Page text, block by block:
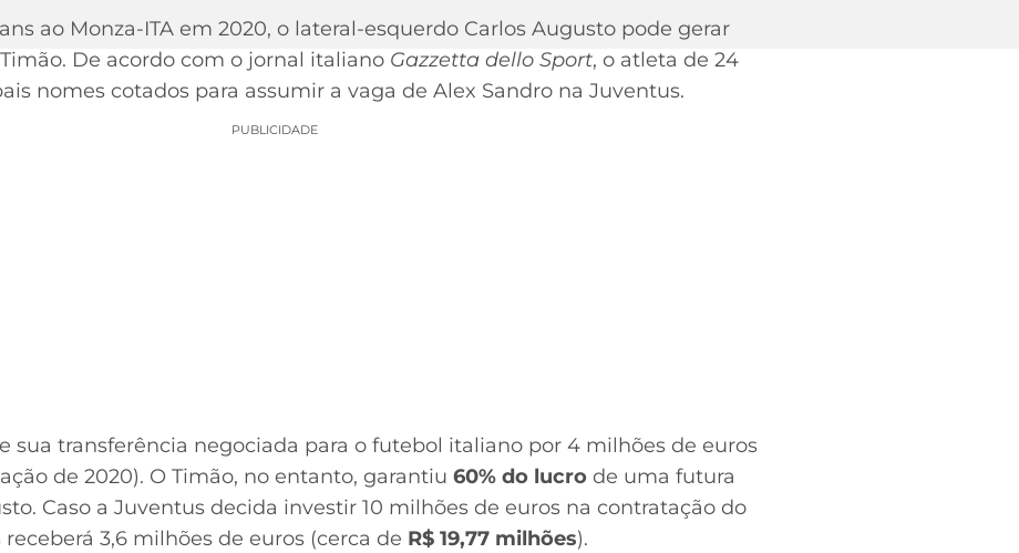
ao Monza-ITA em 2020, o lateral-esquerdo Carlos Augusto pode gerar
De acordo com o jornal italiano Gazzetta dello Sport, o atleta de 24
nomes cotados para assumir a vaga de Alex Sandro na Juventus.
PUBLICIDADE
sua transferência negociada para o futebol italiano por 4 milhões de euros
de 2020). O Timão, no entanto, garantiu 60% do lucro de uma futura
Caso a Juventus decida investir 10 milhões de euros na contratação do
3,6 milhões de euros (cerca de R$ 19,77 milhões).